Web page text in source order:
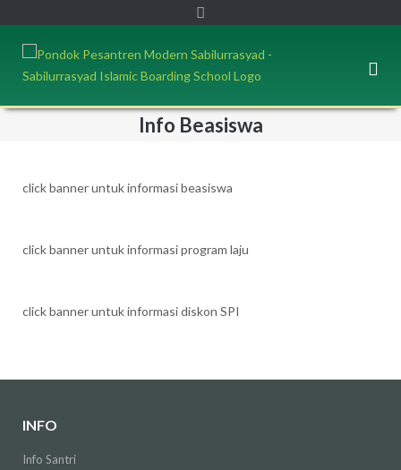
Info Beasiswa
click banner untuk informasi beasiswa
click banner untuk informasi program laju
click banner untuk informasi diskon SPI
INFO
Info Santri